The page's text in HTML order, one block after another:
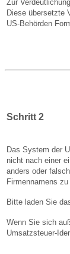
Zur
Diese übersetzte
US-Behörden
Schritt 2
Das System der
nicht nach einer
anders oder
Firmennamens
Bitte laden Sie
Wenn Sie sich
Umsatzsteuer-